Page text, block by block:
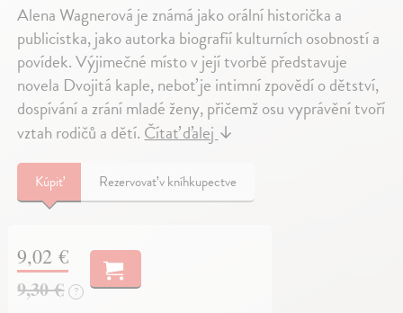
Alena Wagnerová je známá jako orální historička a
publicistka, jako autorka biografií kulturních osobností a
povídek. Výjimečné místo v její tvorbě představuje
novela Dvojitá kaple, neboť je intimní zpovědí o dětství,
dospívání a zrání mladé ženy, přičemž osu vyprávění tvoří
vztah rodičů a dětí. Čítať ďalej ↓
Kúpiť Rezervovať v kníhkupectve
9,02 €
9,30 € ?